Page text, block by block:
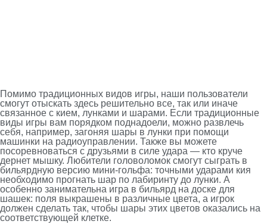
Помимо традиционных видов игры, наши пользователи
смогут отыскать здесь решительно все, так или иначе
связанное с кием, лунками и шарами. Если традиционные
виды игры вам порядком поднадоели, можно развлечь
себя, например, загоняя шары в лунки при помощи
машинки на радиоуправлении. Также вы можете
посоревноваться с друзьями в силе удара — кто круче
дернет мышку. Любители головоломок смогут сыграть в
бильярдную версию мини-гольфа: точными ударами кия
необходимо прогнать шар по лабиринту до лунки. А
особенно занимательна игра в бильярд на доске для
шашек: поля выкрашены в различные цвета, а игрок
должен сделать так, чтобы шары этих цветов оказались на
соответствующей клетке.